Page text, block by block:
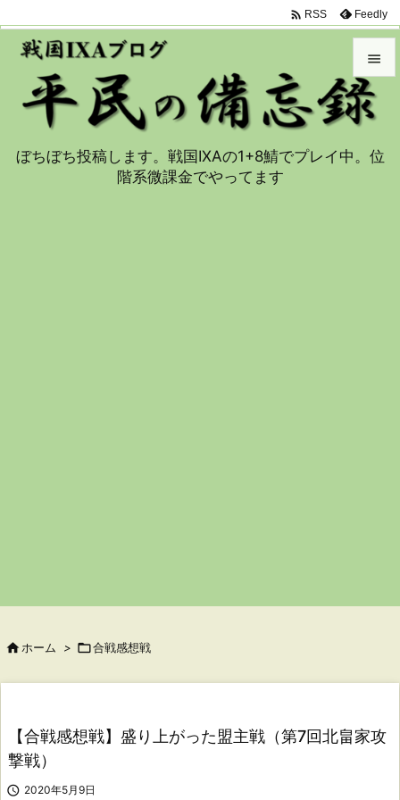


メニュ
サイド
 RSS Feedly
ぼちぼち投稿します。戦国IXAの1+8鯖でプレイ中。位
階系微課金でやってます
 ホーム > 合戦感想戦
【合戦感想戦】盛り上がった盟主戦（第7回北畠家攻
撃戦）
 2020年5月9日